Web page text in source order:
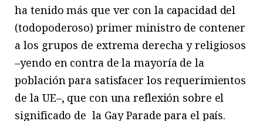
ha tenido más que ver con la capacidad del
(todopoderoso) primer ministro de contener
a los grupos de extrema derecha y religiosos
–yendo en contra de la mayoría de la
población para satisfacer los requerimientos
de la UE–, que con una reflexión sobre el
significado de la Gay Parade para el país.